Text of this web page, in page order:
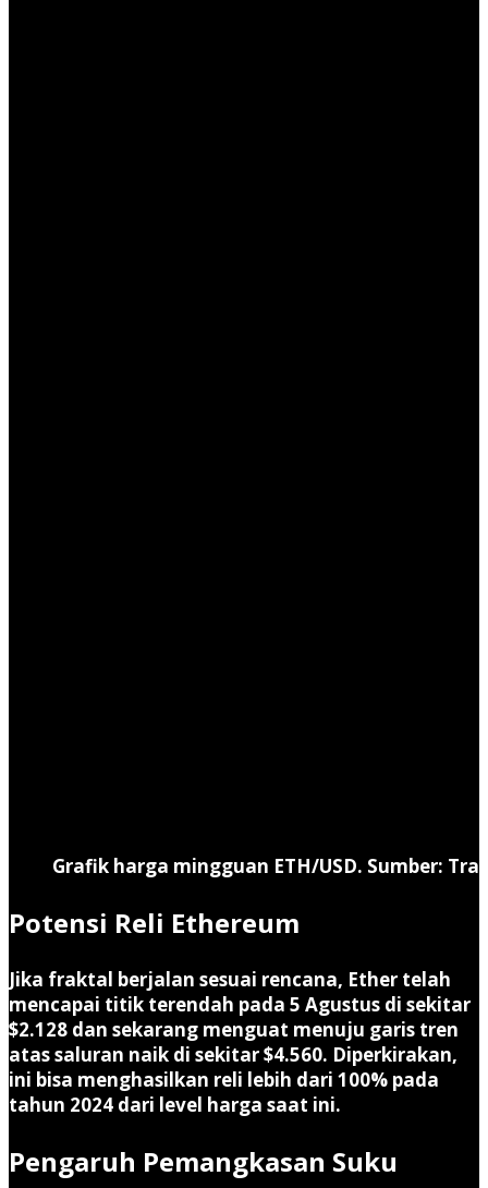
Grafik harga mingguan ETH/USD. Sumber:
Potensi Reli Ethereum
Jika fraktal berjalan sesuai rencana, Ether telah
mencapai titik terendah pada 5 Agustus di sekitar
$2.128 dan sekarang menguat menuju garis tren
atas saluran naik di sekitar $4.560. Diperkirakan,
ini bisa menghasilkan reli lebih dari 100% pada
tahun 2024 dari level harga saat ini.
Pengaruh Pemangkasan Suku